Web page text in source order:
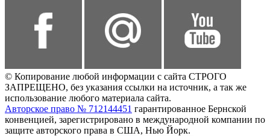
© Копирование любой информации с сайта СТРОГО
ЗАПРЕЩЕНО, без указания ссылки на источник, а так же
использование любого материала сайта.
Авторское право № 712144451 гарантированное Бернской
конвенцией, зарегистрировано в международной компании по
защите авторского права в США, Нью Йорк.